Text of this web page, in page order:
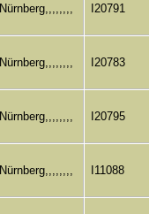
Nürnberg,,,,,,,, I20791
Nürnberg,,,,,,,, I20783
Nürnberg,,,,,,,, I20795
Nürnberg,,,,,,,, I11088